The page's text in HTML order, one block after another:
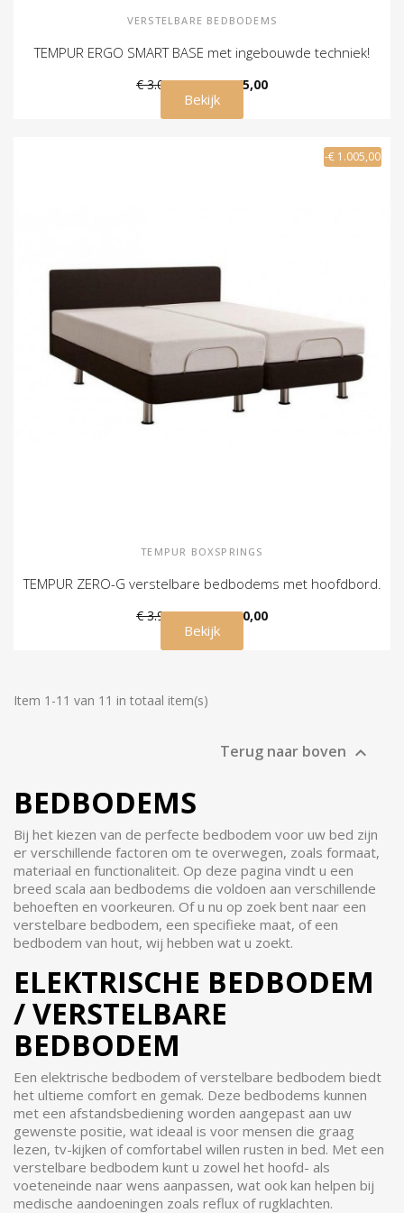
VERSTELBARE BEDBODEMS
TEMPUR ERGO SMART BASE met ingebouwde techniek!
€ 3.099,00 € 2.275,00
Bekijk
-€ 1.005,00
TEMPUR BOXSPRINGS
TEMPUR ZERO-G verstelbare bedbodems met hoofdbord.
€ 3.995,00 € 2.990,00
Bekijk
Item 1-11 van 11 in totaal item(s)
Terug naar boven 
BEDBODEMS
Bij het kiezen van de perfecte bedbodem voor uw bed zijn
er verschillende factoren om te overwegen, zoals formaat,
materiaal en functionaliteit. Op deze pagina vindt u een
breed scala aan bedbodems die voldoen aan verschillende
behoeften en voorkeuren. Of u nu op zoek bent naar een
verstelbare bedbodem, een specifieke maat, of een
bedbodem van hout, wij hebben wat u zoekt.
ELEKTRISCHE BEDBODEM
/ VERSTELBARE
BEDBODEM
Een elektrische bedbodem of verstelbare bedbodem biedt
het ultieme comfort en gemak. Deze bedbodems kunnen
met een afstandsbediening worden aangepast aan uw
gewenste positie, wat ideaal is voor mensen die graag
lezen, tv-kijken of comfortabel willen rusten in bed. Met een
verstelbare bedbodem kunt u zowel het hoofd- als
voeteneinde naar wens aanpassen, wat ook kan helpen bij
medische aandoeningen zoals reflux of rugklachten.